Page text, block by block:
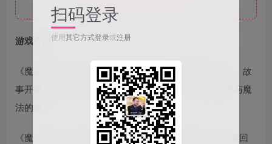
游戏介绍
《魔法季节：沉睡的大地》是一款回合制角色扮演游戏，故
事开展于一个停止转动几千年的星球，一个交杂着机械与魔
法的世界。
《魔法季节：沉睡的大地》讲述了沙漠拾荒者Amon在返回
扫码登录
使用其它方式登录或注册